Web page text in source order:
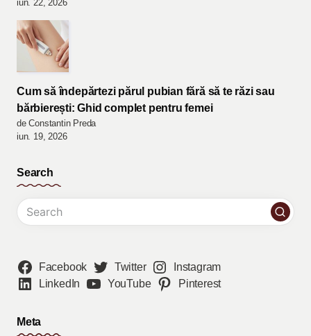
iun. 22, 2026
Cum să îndepărtezi părul pubian fără să te răzi sau
bărbierești: Ghid complet pentru femei
de Constantin Preda
iun. 19, 2026
Search
Facebook Twitter
Instagram
LinkedIn
YouTube Pinterest
Meta